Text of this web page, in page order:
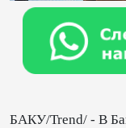
БАКУ/Trend/ - В